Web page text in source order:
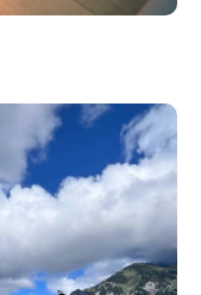
à travers le
invitée à
laisser porter
En fonction de
du moment,
au cœur de cette
à l'ancrage,